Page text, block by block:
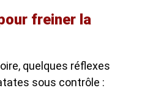
freiner la
quelques réflexes
sous contrôle :